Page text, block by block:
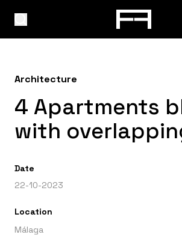
Architecture
4 Apartments
with
Date
22-10-2023
Location
Málaga